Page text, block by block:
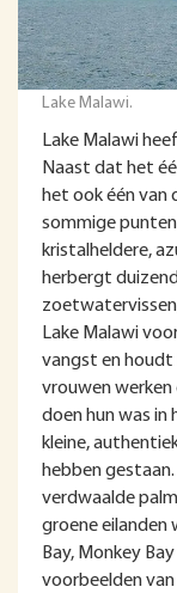
Lake Malawi.
Lake Malawi
Naast dat het
het ook één van
sommige
kristalheldere,
herbergt
Lake Malawi
vangst en houdt
vrouwen
doen hun was in
kleine,
hebben
verdwaalde
groene eilanden
Bay, Monkey
voorbeelden